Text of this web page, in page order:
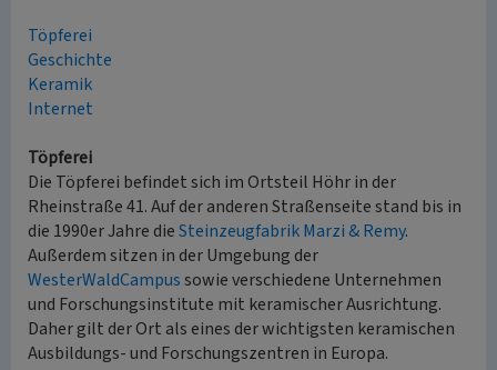
Töpferei
Geschichte
Keramik
Internet
Töpferei
Die Töpferei befindet sich im Ortsteil Höhr in der
Rheinstraße 41. Auf der anderen Straßenseite stand bis in
die 1990er Jahre dieSteinzeugfabrik Marzi & Remy.
Außerdem sitzen in der Umgebung der
WesterWaldCampussowie verschiedene Unternehmen
und Forschungsinstitute mit keramischer Ausrichtung.
Daher gilt der Ort als eines der wichtigsten keramischen
Ausbildungs- und Forschungszentren in Europa.